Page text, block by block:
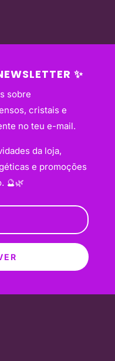
✨
sobre
cristais e
no teu e-mail.
da loja,
e promoções
🔮🌿